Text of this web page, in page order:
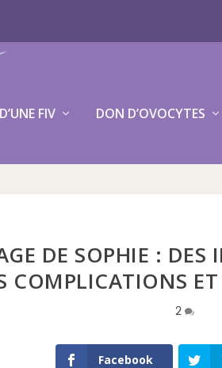
FIV DON D’OVOCYTES
DE SOPHIE : DES
COMPLICATIONS
2
Facebook